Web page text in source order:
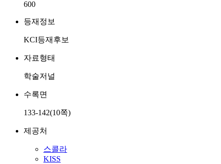
600
등재정보
KCI등재후보
자료형태
학술저널
수록면
133-142(10쪽)
제공처
스콜라
KISS